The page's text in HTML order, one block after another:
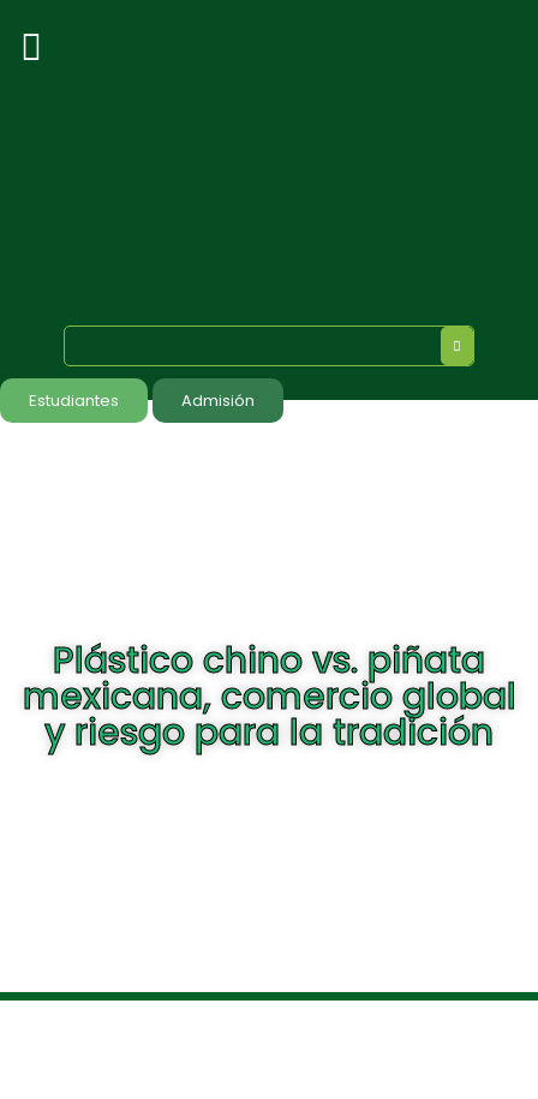
Estudiantes Admisión
Plástico chino vs. piñata
mexicana, comercio global
y riesgo para la tradición